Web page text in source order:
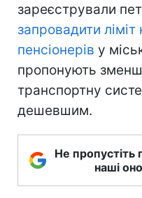
зареєстрували
запровадити
пенсіонерів у
пропонують
транспортну
дешевшим.
Не пропустіть
наші